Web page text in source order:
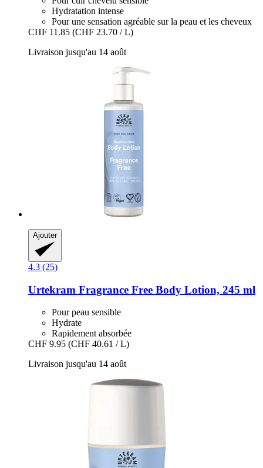
Hydratation intense
Pour une sensation agréable sur la peau et les cheveux
CHF 11.85 (CHF 23.70 / L)
Livraison jusqu'au 14 août
Ajouter
4.3 (25)
Urtekram Fragrance Free Body Lotion, 245 ml
Pour peau sensible
Hydrate
Rapidement absorbée
CHF 9.95 (CHF 40.61 / L)
Livraison jusqu'au 14 août